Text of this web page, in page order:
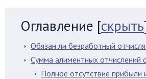
Оглавление [скрыть
Обязан ли безработный
Сумма алиментных отчислений
Полное отсутствие прибыли